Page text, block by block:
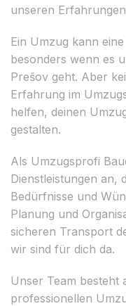
unseren
Ein Umzug kann
besonders wenn es
Prešov geht. Aber
Erfahrung im
helfen, deinen
gestalten.
Als Umzugsprofi
Dienstleistungen an,
Bedürfnisse und
Planung und
sicheren Transport
wir sind für dich da.
Unser Team besteht
professionellen